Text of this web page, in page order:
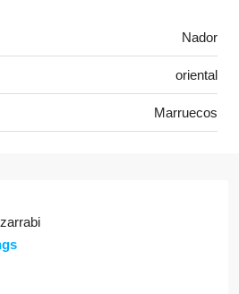
Nador
oriental
Marruecos